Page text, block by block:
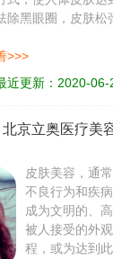
除黑眼圈，皮肤松
>>>
近更新：2020-06-
北京立奥医疗美
皮肤美容，通
不良行为和疾
成为文明的、
被人接受的外
程，或为达到